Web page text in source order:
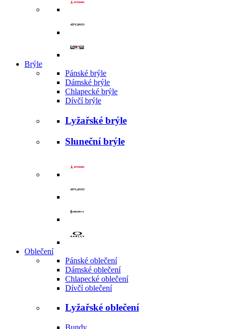
Brýle
Pánské brýle
Dámské brýle
Chlapecké brýle
Dívčí brýle
Lyžařské brýle
Sluneční brýle
Oblečení
Pánské oblečení
Dámské oblečení
Chlapecké oblečení
Dívčí oblečení
Lyžařské oblečení
Bundy